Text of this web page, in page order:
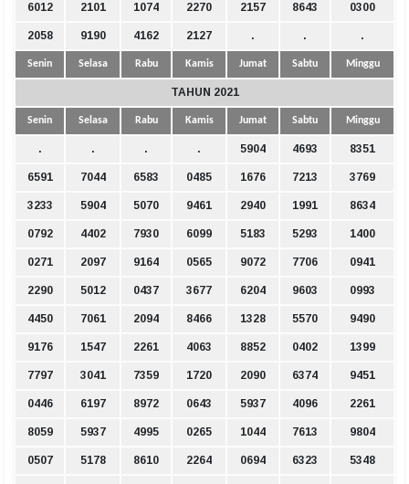
6012 2101 1074 2270 2157 8643 0300
2058 9190 4162 2127 . . .
Senin Selasa Rabu Kamis Jumat Sabtu Minggu
TAHUN 2021
Senin Selasa Rabu Kamis Jumat Sabtu Minggu
. . . . 5904 4693 8351
6591 7044 6583 0485 1676 7213 3769
3233 5904 5070 9461 2940 1991 8634
0792 4402 7930 6099 5183 5293 1400
0271 2097 9164 0565 9072 7706 0941
2290 5012 0437 3677 6204 9603 0993
4450 7061 2094 8466 1328 5570 9490
9176 1547 2261 4063 8852 0402 1399
7797 3041 7359 1720 2090 6374 9451
0446 6197 8972 0643 5937 4096 2261
8059 5937 4995 0265 1044 7613 9804
0507 5178 8610 2264 0694 6323 5348